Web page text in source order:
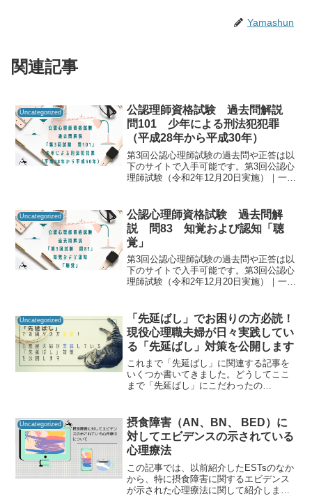
Yamashun
関連記事
Uncategorized
公認理師資格試験 過去問解説
問101 少年による刑法犯犯罪
（平成28年から平成30年）
第3回公認心理師試験の過去問や正答は以
下のサイトで入手可能です。第3回公認心
理師試験（令和2年12月20日実施）｜一般
ることで「自分に必要な知識は何か」を
知るための手が...
Uncategorized
公認心理師資格試験 過去問解
説 問83 知覚および認知「聴
覚」
第3回公認心理師試験の過去問や正答は以
下のサイトで入手可能です。第3回公認心
理師試験（令和2年12月20日実施）｜一般
ることで「自分に必要な知識は何か」を
知るための手が...
Uncategorized
「先延ばし」でお困りの方必読！
現役心理職夫婦が日々実践してい
る「先延ばし」対策を公開します
これまで「先延ばし」に関連する記事を
いくつか書いてきました。どうしてここ
まで「先延ばし」にこだわったの
多いのです！この記事では「先延ばし」
の介入事例ということで、われわ...
Uncategorized
摂食障害（AN、BN、 BED）に
対してエビデンスの示されている
心理療法
この記事では、以前紹介したESTsのなか
から、特に摂食障害に関するエビデンス
が示された心理療法に関して紹介しま